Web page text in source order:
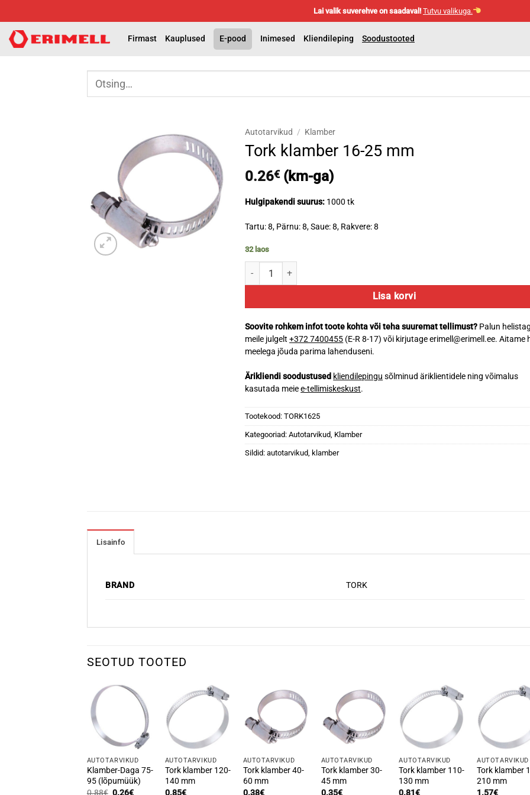
to
content
Lai valik suverehve on saadaval! Tutvu valikuga.
Firmast Kauplused E-pood Inimesed Kliendileping Soodustooted
Otsi:
Autotarvikud / Klamber
Tork klamber 16-25 mm
0.26€(km-ga)
Hulgipakendi suurus: 1000 tk
Tartu: 8, Pärnu: 8, Saue: 8, Rakvere: 8
32 laos
Tork klamber 16-25 mm kogus
Lisa korvi
Soovite rohkem infot toote kohta või teha suuremat tellimust? Palun
meile julgelt+372 7400455 (E-R 8-17) või kirjutage erimell@erimell.ee. Aitame
meelega jõuda parima lahenduseni.
Ärikliendi soodustused kliendilepingu sõlminud äriklientidele ning võimalus
kasutada meiee-tellimiskeskust.
Tootekood:TORK1625
Kategooriad:Autotarvikud, Klamber
Sildid:autotarvikud, klamber
Lisainfo
BRAND TORK
SEOTUD TOOTED
AUTOTARVIKUD
Klamber-Daga 75-
95 (lõpumüük)
0.88€ Algne
0.26€Praegune
AUTOTARVIKUD
Tork klamber 120-
140 mm
0.85€
AUTOTARVIKUD
Tork klamber 40-
60 mm
0.38€
AUTOTARVIKUD
Tork klamber 30-
45 mm
0.35€
AUTOTARVIKUD
Tork klamber 110-
130 mm
0.81€
AUTOTARVIKUD
Tork klamber
210 mm
1.57€